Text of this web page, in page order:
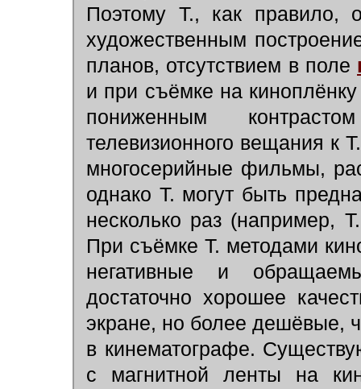
Поэтому Т., как правило,
художественным
планов, отсутствием в поле
и при съёмке на
пониженным
телевизионного вещания к
многосерийные фильмы,
однако Т. могут быть
несколько раз (например,
При съёмке Т. методами
негативные и
достаточно хорошее
экране, но более дешёвые,
в кинематографе.
с магнитной ленты на